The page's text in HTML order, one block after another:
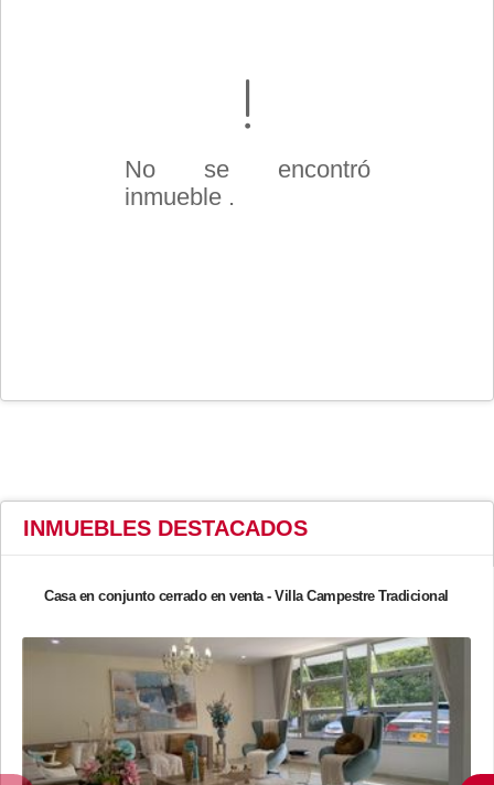
No se encontró
inmueble .
INMUEBLES DESTACADOS
Casa en conjunto cerrado en venta - Villa Campestre Tradicional